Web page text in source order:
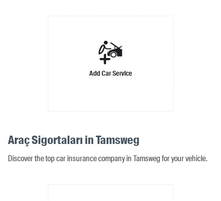
Add Car Service
Araç Sigortaları in Tamsweg
Discover the top car insurance company in Tamsweg for your vehicle.